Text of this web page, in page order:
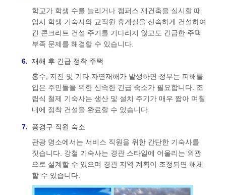
학교가 학생 수를 늘리거나 캠퍼스 재건축을 실시할 때
임시 학생 기숙사와 교직원 휴게실을 신속하게 건설하여
긴 콘크리트 건설 주기를 기다리지 않고도 긴급한 주택
부족 문제를 해결할 수 있습니다.
재해 후 긴급 정착 주택
홍수, 지진 및 기타 자연재해가 발생하면 정부는 피해를
입은 주민들을 위한 신속한 긴급 숙소가 필요합니다. 조
립식 철제 기숙사는 생산 및 설치 주기가 매우 짧아 며칠
내에 정착 건설을 완료할 수 있습니다.
풍경구 직원 숙소
관광 명소에서는 서비스 직원을 위한 간단한 기숙사를
짓습니다. 강철 기숙사는 경관 스타일에 어울리는 외관
으로 설계할 수 있으며 경관 지역 계획이 조정되면 해체
할 수 있습니다.